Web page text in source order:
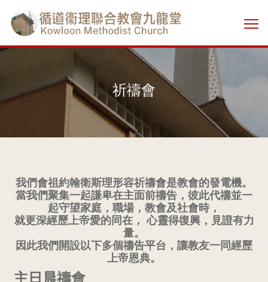
main
content
切
換
香
港
督
教
道
衞
理
祈禱會
我們會祖約翰衛斯理形容祈禱會是教會的發電機。
當我們聚集一起謙卑在主面前禱告，彼此代禱並一
起守望家庭，職場，教會及社會時，
就更深經歷上帝愛的同在， 心靈得復興，見證有力
量。
因此我們開設以下多個禱告平台，讓教友一同經歷
上帝恩典。
主日晨禱會